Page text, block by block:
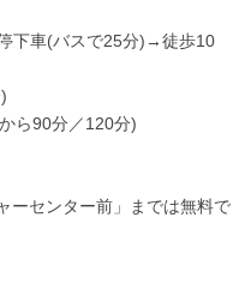
下車(バスで25分)→徒歩10
ら90分／120分)
ーセンター前」までは無料で